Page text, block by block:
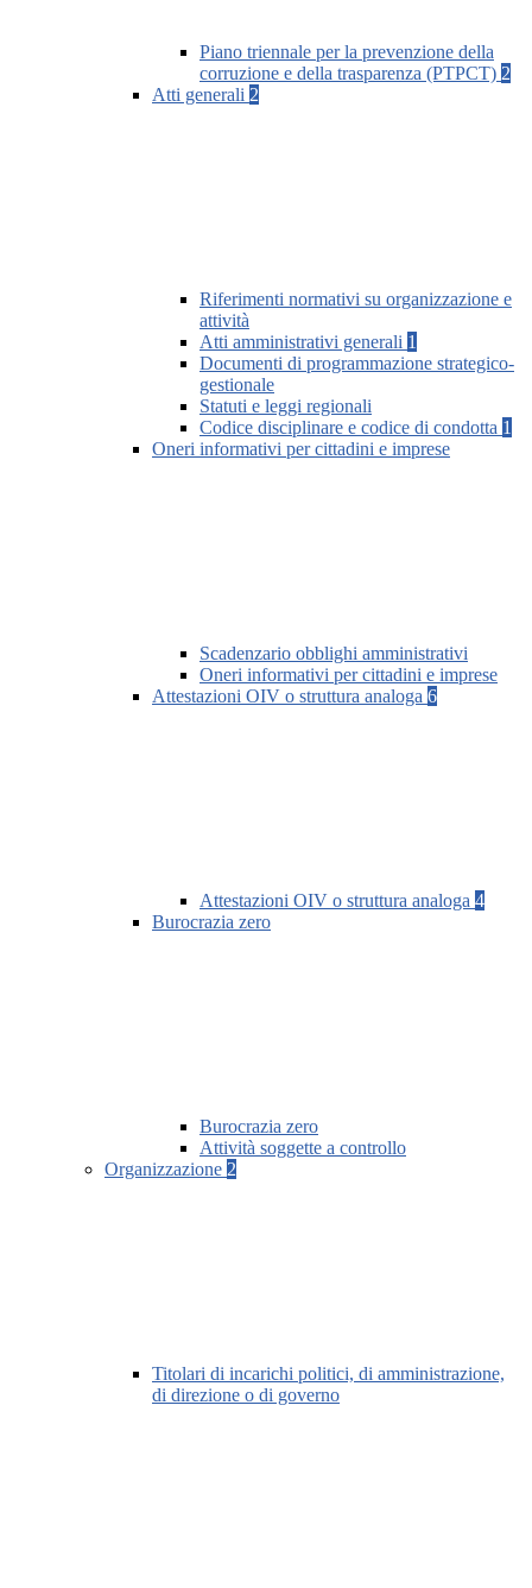
Piano triennale per la prevenzione della
corruzione e della trasparenza (PTPCT) 2
Atti generali 2
Riferimenti normativi su organizzazione e
attività
Atti amministrativi generali 1
Documenti di programmazione strategico-
gestionale
Statuti e leggi regionali
Codice disciplinare e codice di condotta 1
Oneri informativi per cittadini e imprese
Scadenzario obblighi amministrativi
Oneri informativi per cittadini e imprese
Attestazioni OIV o struttura analoga 6
Attestazioni OIV o struttura analoga 4
Burocrazia zero
Burocrazia zero
Attività soggette a controllo
Organizzazione 2
Titolari di incarichi politici, di amministrazione,
di direzione o di governo